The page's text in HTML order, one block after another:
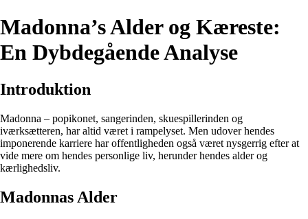
Madonna’s Alder og Kæreste:
En Dybdegående Analyse
Introduktion
Madonna – popikonet, sangerinden, skuespillerinden og
iværksætteren, har altid været i rampelyset. Men udover hendes
imponerende karriere har offentligheden også været nysgerrig efter at
vide mere om hendes personlige liv, herunder hendes alder og
kærlighedsliv.
Madonnas Alder